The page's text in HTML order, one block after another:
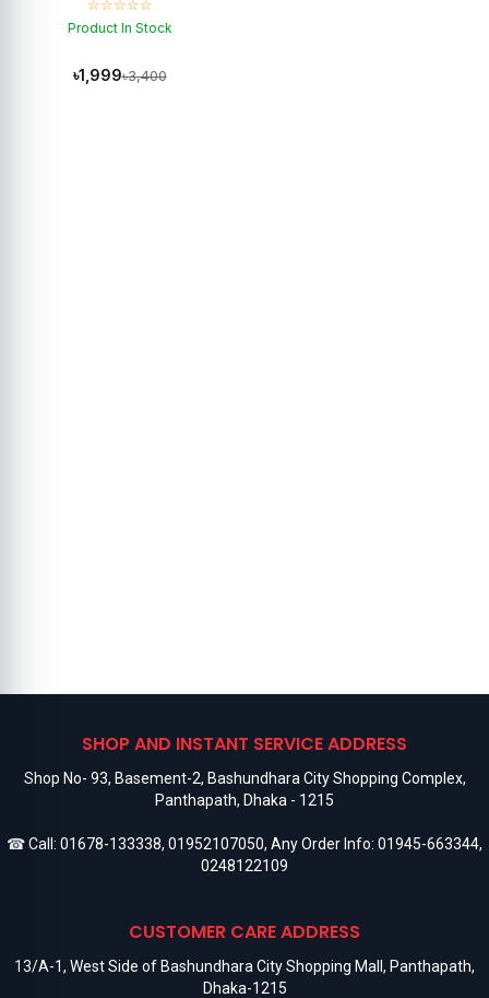
☆☆☆☆☆
Product In Stock
৳1,999৳3,400
SHOP AND INSTANT SERVICE ADDRESS
Shop No- 93, Basement-2, Bashundhara City Shopping Complex,
Panthapath, Dhaka - 1215
☎ Call: 01678-133338, 01952107050, Any Order Info: 01945-663344,
0248122109
CUSTOMER CARE ADDRESS
13/A-1, West Side of Bashundhara City Shopping Mall, Panthapath,
Dhaka-1215